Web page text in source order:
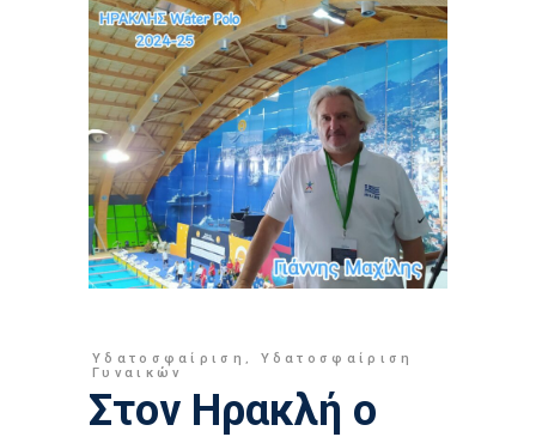
Υδατοσφαίριση , Υδατοσφαίριση
Γυναικών
Στον Ηρακλή ο